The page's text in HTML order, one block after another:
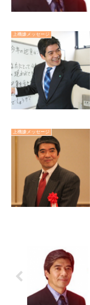
上機嫌メッセージ
上機嫌メッセージ